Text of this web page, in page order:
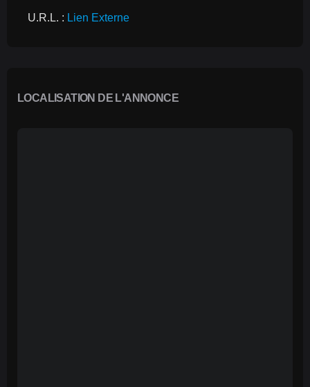
U.R.L. : Lien Externe
LOCALISATION DE L'ANNONCE